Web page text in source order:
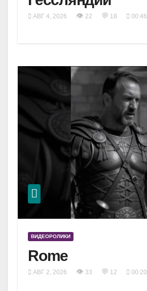
АВГ 4, 2026 👁 22 💬 18 00:46
ВИДЕОРОЛИКИ
Rome
АВГ 2, 2026 👁 33 💬 12 00:20